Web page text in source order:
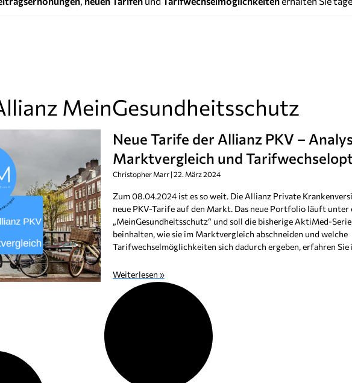
MeinGesundheitsschutz
Neue Tarife der Allianz PKV –
Marktvergleich und
Christopher Marr 22. März 2024
Zum 08.04.2024 ist es so weit. Die Allianz Private
neue PKV-Tarife auf den Markt. Das neue Portfolio läuft unter
„MeinGesundheitsschutz“ und soll die bisherige AktiMed-
beinhalten, wie sie im Marktvergleich abschneiden und welche
Tarifwechselmöglichkeiten sich dadurch ergeben, erfahren
Weiterlesen »